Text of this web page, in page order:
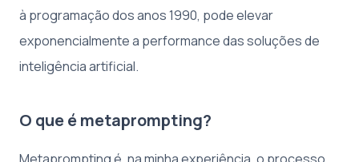
à programação dos anos 1990, pode elevar
exponencialmente a performance das soluções de
inteligência artificial.
O que é metaprompting?
Metaprompting é, na minha experiência, o processo